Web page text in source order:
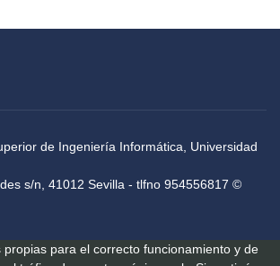
de Ingeniería Informática, Universidad
s/n, 41012 Sevilla - tlfno 954556817 ©
propias para el correcto funcionamiento y de